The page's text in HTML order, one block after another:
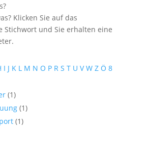
Klicken Sie auf das
Stichwort und Sie erhalten eine
I J K L M N O P R S T U V W Z Ö 8
(1)
(1)
(1)